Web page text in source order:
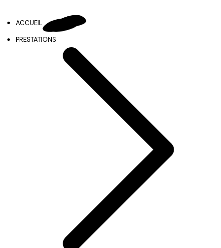
ACCUEIL
PRESTATIONS